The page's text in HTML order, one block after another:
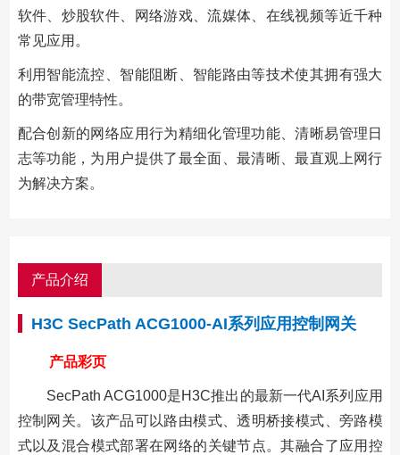
软件、炒股软件、网络游戏、流媒体、在线视频等近千种
常见应用。
利用智能流控、智能阻断、智能路由等技术使其拥有强大
的带宽管理特性。
配合创新的网络应用行为精细化管理功能、清晰易管理日
志等功能，为用户提供了最全面、最清晰、最直观上网行
为解决方案。
产品介绍
H3C SecPath ACG1000-AI系列应用控制网关
产品彩页
SecPath ACG1000是H3C推出的最新一代AI系列应用
控制网关。该产品可以路由模式、透明桥接模式、旁路模
式以及混合模式部署在网络的关键节点。其融合了应用控